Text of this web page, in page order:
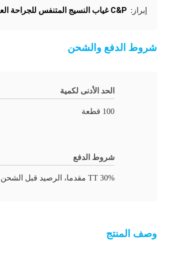
إبراز: C&P غياب النسيج المتنفس للجراحة العينية
شروط الدفع والشحن
الحد الأدنى لكمية
100 قطعة
شروط الدفع
30% TT مقدما، الرصيد قبل الشحن
وصف المنتج